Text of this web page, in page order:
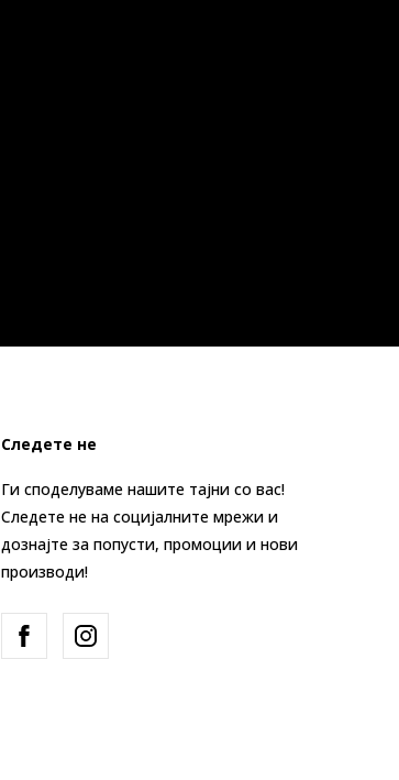
Следете не
Ги споделуваме нашите тајни со вас!
Следете не на социјалните мрежи и
дознајте за попусти, промоции и нови
производи!